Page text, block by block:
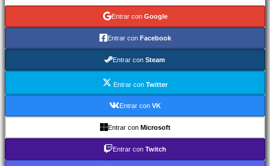
de
Juegos
Aventura
MMO
RPG
de
Shooters
de
Entrar con Google
Entrar con Facebook
Entrar con Steam
Entrar con Twitter
Entrar con VK
Entrar con Microsoft
Entrar con Twitch